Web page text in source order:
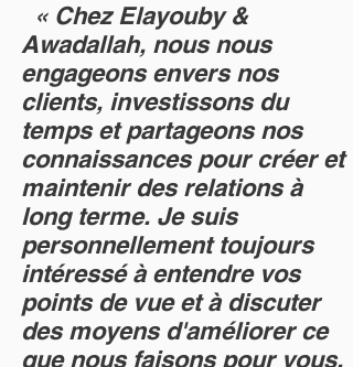
« Chez Elayouby &
Awadallah, nous nous
engageons envers nos
clients, investissons du
temps et partageons nos
connaissances pour créer et
maintenir des relations à
long terme. Je suis
personnellement toujours
intéressé à entendre vos
points de vue et à discuter
des moyens d'améliorer ce
que nous faisons pour vous.